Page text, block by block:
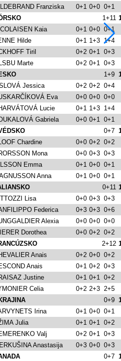
Franziska
0+1 0+0 0+1
1+11
Kaia
0+1 0+0 0+1
Hilde
0+1 1+3
1+4
Tiril
0+2 0+1
0+3
Marte
0+2 0+1
0+3
1+9
Jessica
0+2 0+2 0+4
Eva
0+0 0+0 0+0
Lucie
0+1 1+3
1+4
Gabriela
0+0 0+1
0+1
0+7
Chardine
0+0 0+2 0+2
Mona
0+0 0+3 0+3
Emma
0+1 0+0 0+1
Anna
0+1 0+0 0+1
0+11
Lisa
0+0 0+3 0+3
Federica
0+3 0+3 0+6
Alexia
0+0 0+0 0+0
Dorothea
0+0 0+2 0+2
2+12
Anais
0+2 0+0 0+2
Anais
0+1 0+2 0+3
Justine
0+1 0+1
0+2
Celia
0+2 2+3
2+5
0+9
Irina
0+1 0+0 0+1
Julia
0+1 0+1
0+2
Valj
0+2 0+1
0+3
Anastasija
0+3 0+0 0+3
0+7